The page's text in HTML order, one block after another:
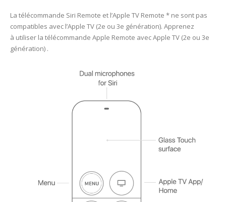
La télécommande Siri Remote et l’Apple TV Remote * ne sont pas
compatibles avec l’Apple TV (2e ou 3e génération). Apprenez
à utiliser la télécommande Apple Remote avec Apple TV (2e ou 3e
génération) .